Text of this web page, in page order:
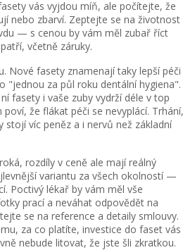
vás vyjdou míň, ale počítejte, že
nebo zbarví. Zeptejte se na životnost
— s cenou by vám měl zubař říct
včetně záruky.
Nové fasety znamenají taky lepší péči
"jednou za půl roku dentální hygiena".
fasety i vaše zuby vydrží déle v top
že flákat péči se nevyplácí. Trhání,
stojí víc peněz a i nervů než základní
rozdíly v ceně ale mají reálný
variantu za všech okolností —
Poctivý lékař by vám měl vše
prací a neváhat odpovědět na
se na reference a detaily smlouvy.
za co platíte, investice do faset vás
nebude litovat, že jste šli zkratkou.